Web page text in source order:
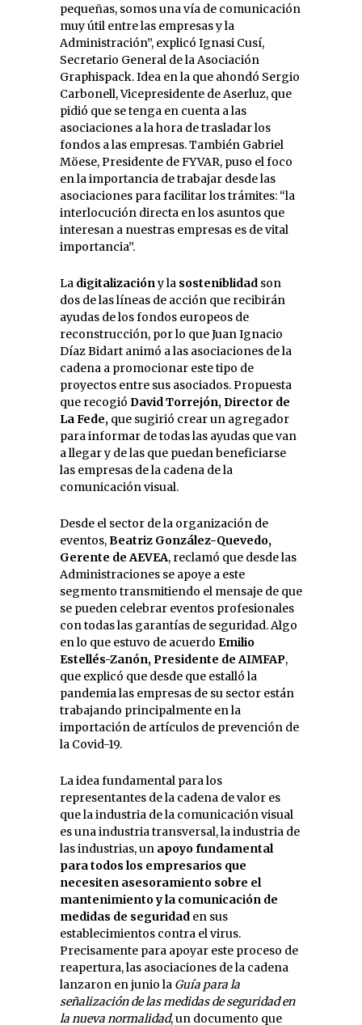
pequeñas, somos una vía de comunicación
muy útil entre las empresas y la
Administración”, explicó Ignasi Cusí,
Secretario General de la Asociación
Graphispack. Idea en la que ahondó Sergio
Carbonell, Vicepresidente de Aserluz, que
pidió que se tenga en cuenta a las
asociaciones a la hora de trasladar los
fondos a las empresas. También Gabriel
Möese, Presidente de FYVAR, puso el foco
en la importancia de trabajar desde las
asociaciones para facilitar los trámites: “la
interlocución directa en los asuntos que
interesan a nuestras empresas es de vital
importancia”.
La digitalizacióny la sosteniblidad son
dos de las líneas de acción que recibirán
ayudas de los fondos europeos de
reconstrucción, por lo que Juan Ignacio
Díaz Bidart animó a las asociaciones de la
cadena a promocionar este tipo de
proyectos entre sus asociados. Propuesta
que recogió David Torrejón, Director de
La Fede, que sugirió crear un agregador
para informar de todas las ayudas que van
a llegar y de las que puedan beneficiarse
las empresas de la cadena de la
comunicación visual.
Desde el sector de la organización de
eventos,Beatriz González-Quevedo,
Gerente de AEVEA, reclamó que desde las
Administraciones se apoye a este
segmento transmitiendo el mensaje de que
se pueden celebrar eventos profesionales
con todas las garantías de seguridad. Algo
en lo que estuvo de acuerdo Emilio
Estellés-Zanón, Presidente de AIMFAP,
que explicó que desde que estalló la
pandemia las empresas de su sector están
trabajando principalmente en la
importación de artículos de prevención de
la Covid-19.
La idea fundamental para los
representantes de la cadena de valor es
que la industria de la comunicación visual
es una industria transversal, la industria de
las industrias, un apoyo fundamental
para todos los empresarios que
necesiten asesoramiento sobre el
mantenimiento y la comunicación de
medidas de seguridad en sus
establecimientos contra el virus.
Precisamente para apoyar este proceso de
reapertura, las asociaciones de la cadena
lanzaron en junio la Guía para la
señalización de las medidas de seguridad en
la nueva normalidad, un documento que